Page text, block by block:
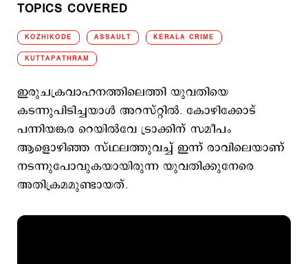
TOPICS COVERED
KOZHIKODE ASSAULT KERALA CRIME
KUTTAPATHRAM
ഇരുചക്രവാഹനത്തിലെത്തി യുവതിയെ
കടന്നുപിടിച്ചയാൾ അറസ്റ്റിൽ. കോഴിക്കോട്
പന്നിയങ്കര റെയിൽവേ ട്രാക്കിന് സമീപം
ആളൊഴിഞ്ഞ സ്ഥലത്തുവച്ച് ഇന്ന് രാവിലെയാണ്
നടന്നുപോവുകയായിരുന്ന യുവതിക്കുനേരെ
അതിക്രമമുണ്ടായത്.